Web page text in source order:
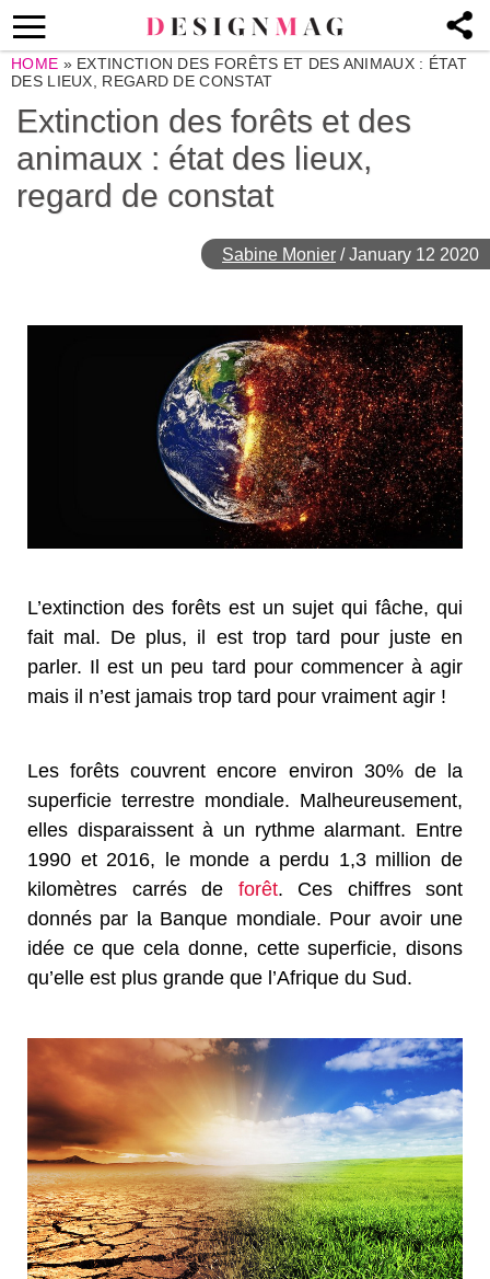
HOME » EXTINCTION DES FORÊTS ET DES ANIMAUX : ÉTAT
DES LIEUX, REGARD DE CONSTAT
Extinction des forêts et des
animaux : état des lieux,
regard de constat
Sabine Monier /January 12 2020
L’extinction des forêts est un sujet qui fâche, qui
fait mal. De plus, il est trop tard pour juste en
parler. Il est un peu tard pour commencer à agir
mais il n’est jamais trop tard pour vraiment agir !
Les forêts couvrent encore environ 30% de la
superficie terrestre mondiale. Malheureusement,
elles disparaissent à un rythme alarmant. Entre
1990 et 2016, le monde a perdu 1,3 million de
kilomètres carrés de forêt. Ces chiffres sont
donnés par la Banque mondiale. Pour avoir une
idée ce que cela donne, cette superficie, disons
qu’elle est plus grande que l’Afrique du Sud.